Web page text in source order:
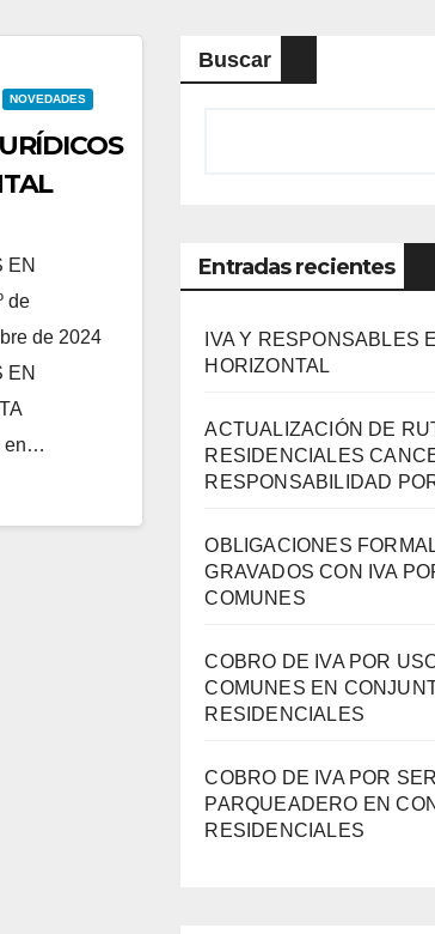
NOVEDADES
EN
de
de 2024
EN
en…
Buscar
Entradas recientes
IVA Y RESPONSABLES
HORIZONTAL
ACTUALIZACIÓN DE
RESIDENCIALES
RESPONSABILIDAD
OBLIGACIONES
GRAVADOS CON IVA
COMUNES
COBRO DE IVA POR
COMUNES EN
RESIDENCIALES
COBRO DE IVA POR
PARQUEADERO EN
RESIDENCIALES